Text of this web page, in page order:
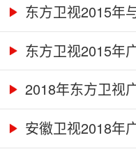
东方卫视2015年
东方卫视2015年
2018年东方卫视
安徽卫视2018年